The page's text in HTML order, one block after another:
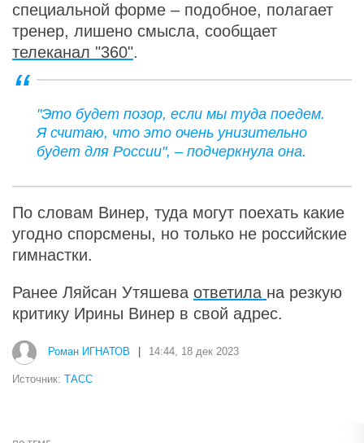
специальной форме – подобное, полагает
тренер, лишено смысла, сообщает
телеканал "360".
"Это будет позор, если мы туда поедем.
Я считаю, что это очень унизительно
будет для России", – подчеркнула она.
По словам Винер, туда могут поехать какие
угодно спорсмены, но только не российские
гимнастки.
Ранее Ляйсан Утяшева ответила на резкую
критику Ирины Винер в свой адрес.
Роман ИГНАТОВ 14:44, 18 дек 2023
Источник: ТАСС